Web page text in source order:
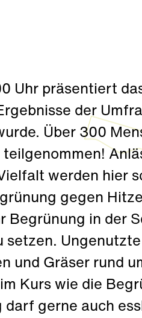
Uhr präsentiert
der
Über 300
werden hier
gegen
Begrünung in der
setzen.
und Gräser rund
Kurs wie die
darf gerne auch